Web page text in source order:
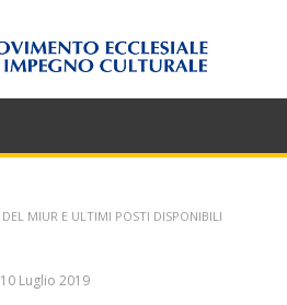
MIUR E ULTIMI POSTI DISPONIBILI
10 Luglio 2019